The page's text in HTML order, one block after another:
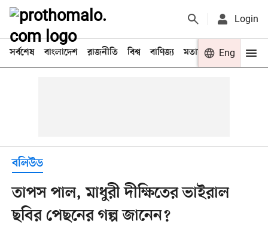
Login
সর্বশেষ বাংলাদেশ রাজনীতি বিশ্ব বাণিজ্য মতামত খেলা
Eng
বলিউড
তাপস পাল, মাধুরী দীক্ষিতের ভাইরাল
ছবির পেছনের গল্প জানেন?